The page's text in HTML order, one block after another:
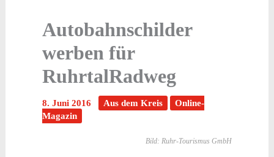
Autobahnschilder
werben für
RuhrtalRadweg
8. Juni 2016 Aus dem Kreis
Online-
Magazin
Bild: Ruhr-Tourismus GmbH